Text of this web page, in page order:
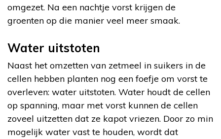
omgezet. Na een nachtje vorst krijgen de
groenten op die manier veel meer smaak.
Water uitstoten
Naast het omzetten van zetmeel in suikers in de
cellen hebben planten nog een foefje om vorst te
overleven: water uitstoten. Water houdt de cellen
op spanning, maar met vorst kunnen de cellen
zoveel uitzetten dat ze kapot vriezen. Door zo min
mogelijk water vast te houden, wordt dat